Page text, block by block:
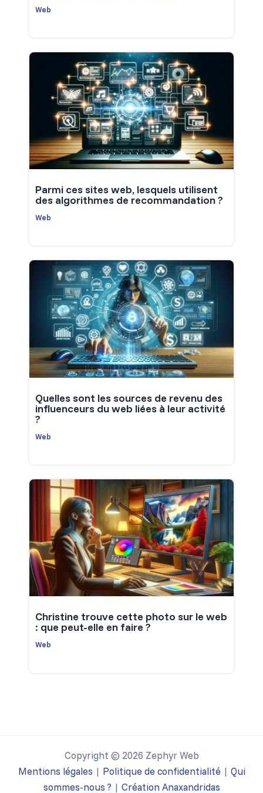
Web
Parmi ces sites web, lesquels utilisent
des algorithmes de recommandation ?
Web
Quelles sont les sources de revenu des
influenceurs du web liées à leur activité
?
Web
Christine trouve cette photo sur le web
: que peut-elle en faire ?
Web
Copyright © 2026 Zephyr Web
Mentions légales | Politique de confidentialité| Qui
sommes-nous ? | Création Anaxandridas